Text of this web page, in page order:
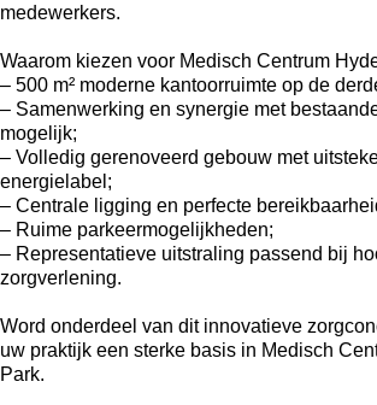
medewerkers.
Waarom kiezen voor Medisch Centrum
– 500 m² moderne kantoorruimte op de
– Samenwerking en synergie met
mogelijk;
– Volledig gerenoveerd gebouw met
energielabel;
– Centrale ligging en perfecte
– Ruime parkeermogelijkheden;
– Representatieve uitstraling passend bij
zorgverlening.
Word onderdeel van dit innovatieve
uw praktijk een sterke basis in Medisch
Park.